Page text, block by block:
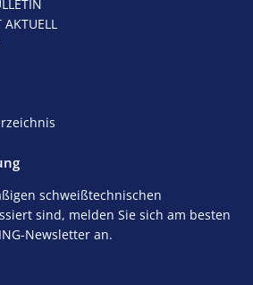
schweißtechnischen
sind, melden Sie sich am besten
Newsletter an.